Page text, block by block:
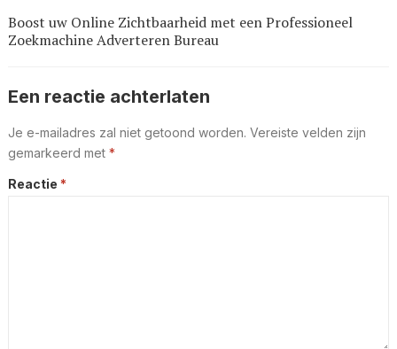
Boost uw Online Zichtbaarheid met een Professioneel
Zoekmachine Adverteren Bureau
Een reactie achterlaten
Je e-mailadres zal niet getoond worden. Vereiste velden zijn
gemarkeerd met *
Reactie *